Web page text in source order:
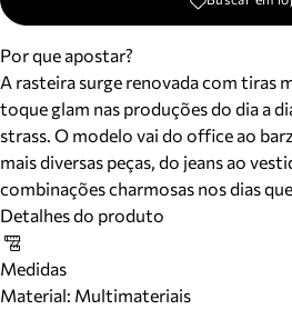
Por que apostar?
A rasteira surge renovada com tiras
toque glam nas produções do dia a
strass. O modelo vai do office ao
mais diversas peças, do jeans ao
combinações charmosas nos dias
Detalhes do produto
Medidas
Material: Multimateriais